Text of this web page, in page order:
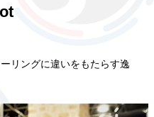
リングに違いをもたらす逸